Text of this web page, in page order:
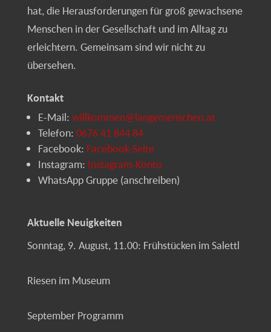
hat, die Herausforderungen für groß gewachsene
Menschen in der Gesellschaft und im Alltag zu
erleichtern. Gemeinsam sind wir nicht zu
übersehen.
Kontakt
E-Mail: willkommen@langemenschen.at
Telefon: 0676 41 844 84
Facebook: Facebook-Seite
Instagram: Instagram-Konto
WhatsApp Gruppe (anschreiben)
Aktuelle Neuigkeiten
Sonntag, 9. August, 11.00: Frühstücken im Salettl
Riesen im Museum
September Programm